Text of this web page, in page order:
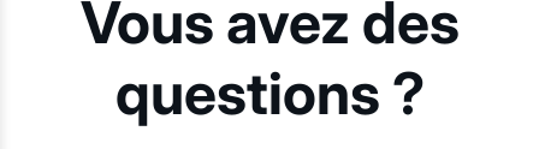
Vous avez des
questions ?